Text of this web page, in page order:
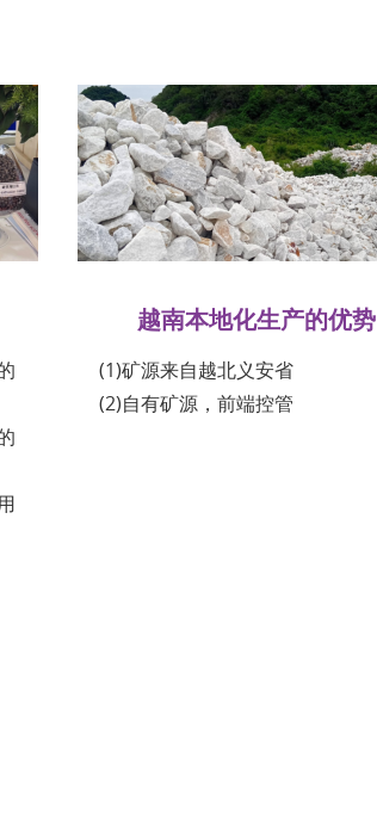
越南本地化生产的优势
(1)矿源来自越北义安省
(2)自有矿源，前端控管